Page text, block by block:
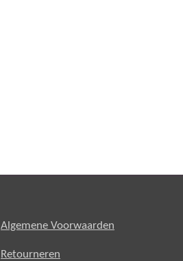
Algemene Voorwaarden
Retourneren